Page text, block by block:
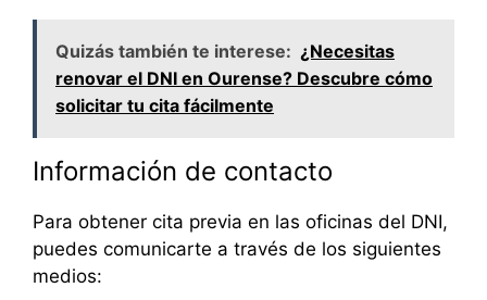
Quizás también te interese: ¿Necesitas
renovar el DNI en Ourense? Descubre cómo
solicitar tu cita fácilmente
Información de contacto
Para obtener cita previa en las oficinas del DNI,
puedes comunicarte a través de los siguientes
medios: